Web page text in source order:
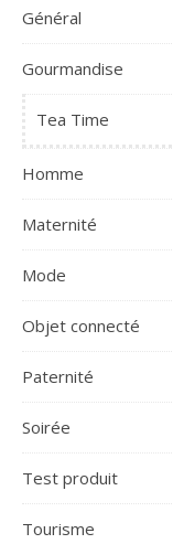
Général
Gourmandise
Tea Time
Homme
Maternité
Mode
Objet connecté
Paternité
Soirée
Test produit
Tourisme